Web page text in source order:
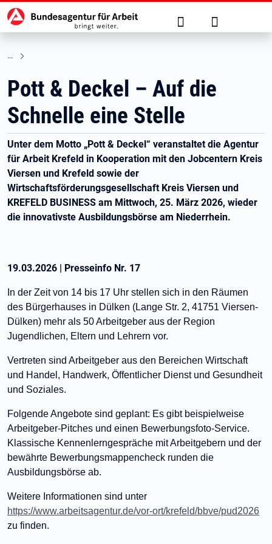
zu den Hauptinhalten springen
Hauptnavigation Suche Anmelden
Pott & Deckel – Auf die
Schnelle eine Stelle
Unter dem Motto „Pott & Deckel“ veranstaltet die Agentur
für Arbeit Krefeld in Kooperation mit den Jobcentern Kreis
Viersen und Krefeld sowie der
Wirtschaftsförderungsgesellschaft Kreis Viersen und
KREFELD BUSINESS am Mittwoch, 25. März 2026, wieder
die innovativste Ausbildungsbörse am Niederrhein.
19.03.2026 | Presseinfo Nr. 17
In der Zeit von 14 bis 17 Uhr stellen sich in den Räumen
des Bürgerhauses in Dülken (Lange Str. 2, 41751 Viersen-
Dülken) mehr als 50 Arbeitgeber aus der Region
Jugendlichen, Eltern und Lehrern vor.
Vertreten sind Arbeitgeber aus den Bereichen Wirtschaft
und Handel, Handwerk, Öffentlicher Dienst und Gesundheit
und Soziales.
Folgende Angebote sind geplant: Es gibt beispielweise
Arbeitgeber-Pitches und einen Bewerbungsfoto-Service.
Klassische Kennenlerngespräche mit Arbeitgebern und der
bewährte Bewerbungsmappencheck runden die
Ausbildungsbörse ab.
Weitere Informationen sind unter
https://www.arbeitsagentur.de/vor-ort/krefeld/bbve/pud2026
zu finden.